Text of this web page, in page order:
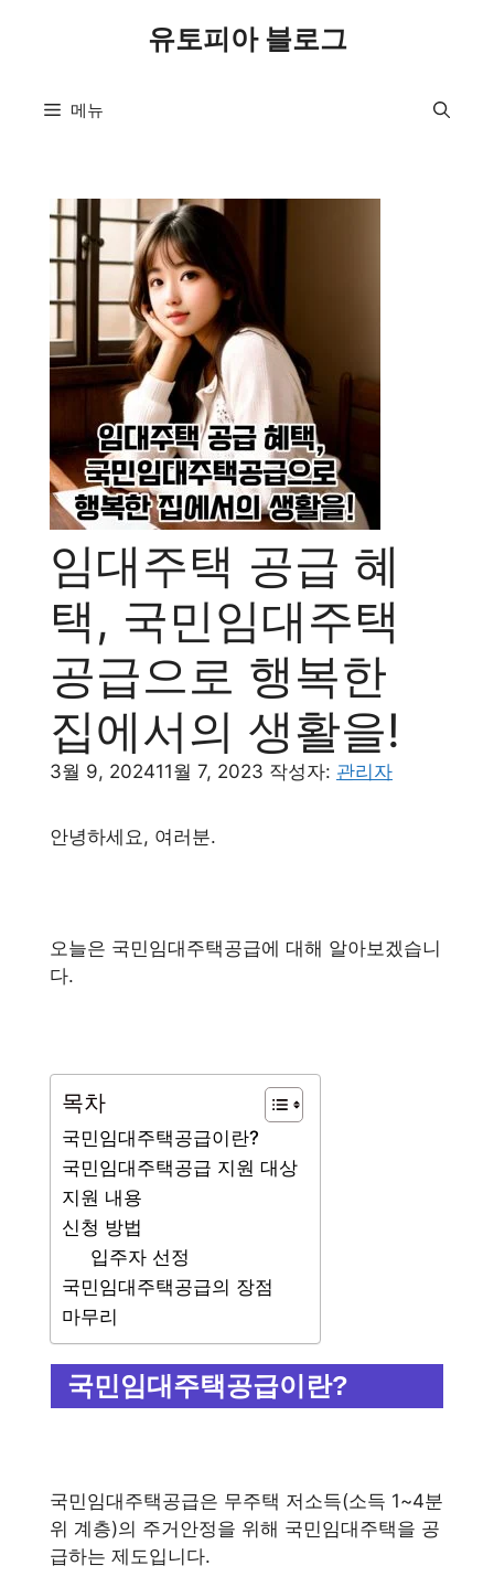
유토피아 블로그
메뉴
임대주택 공급 혜
택, 국민임대주택
공급으로 행복한
집에서의 생활을!
3월 9, 202411월 7, 2023 작성자: 관리자
안녕하세요, 여러분.
오늘은 국민임대주택공급에 대해 알아보겠습니
다.
목차
국민임대주택공급이란?
국민임대주택공급 지원 대상
지원 내용
신청 방법
입주자 선정
국민임대주택공급의 장점
마무리
국민임대주택공급이란?
국민임대주택공급은 무주택 저소득(소득 1~4분
위 계층)의 주거안정을 위해 국민임대주택을 공
급하는 제도입니다.